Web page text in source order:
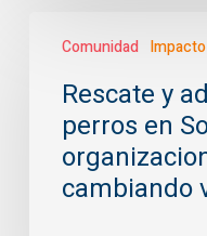
claveComunidad
perros
Sonora:
organizaciones
Rescate y
perros en
cambiando